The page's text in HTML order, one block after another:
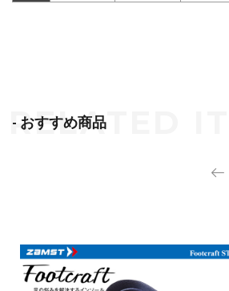
- おすすめ商品